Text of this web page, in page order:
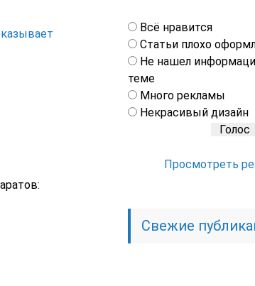
Всё нравится
Статьи плохо
Не нашел
теме
Много рекламы
Некрасивый дизайн
Просмотреть
Свежие